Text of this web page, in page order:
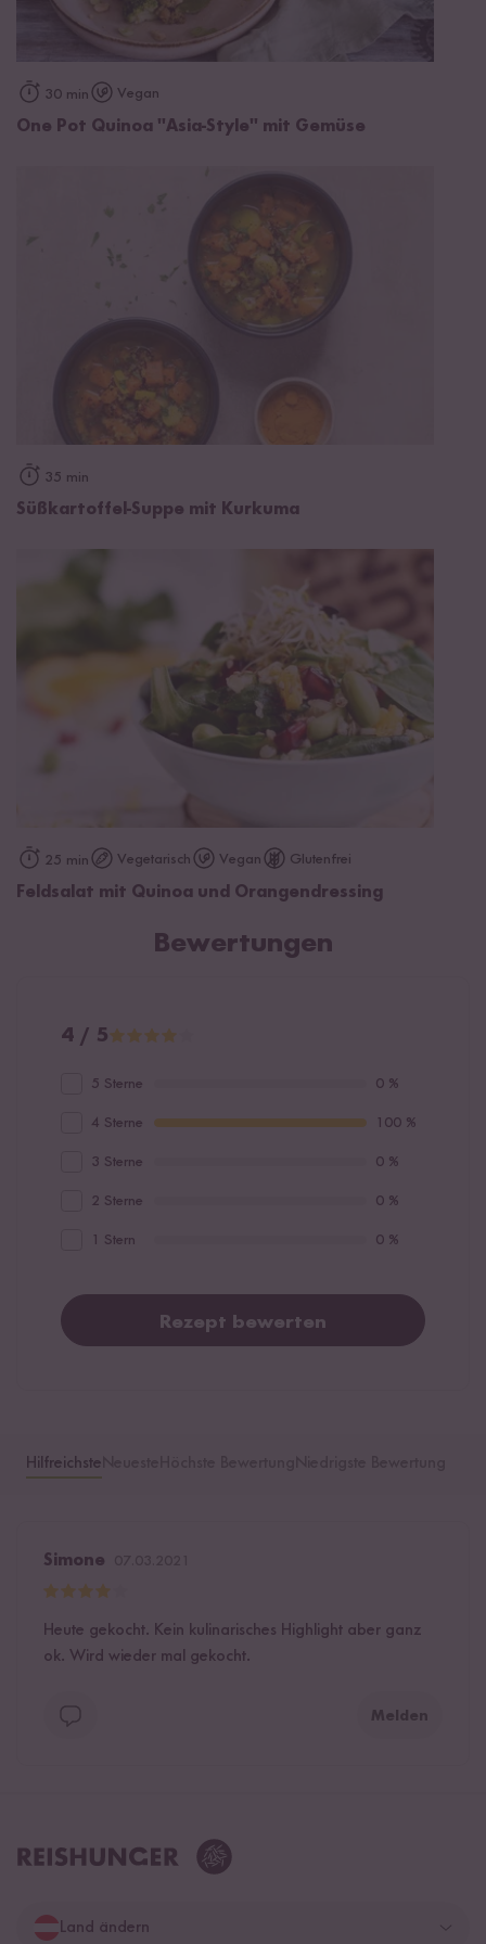
30 min Vegan
One Pot Quinoa "Asia-Style" mit Gemüse
35 min
Süßkartoffel-Suppe mit Kurkuma
25 min Vegetarisch Vegan Glutenfrei
Feldsalat mit Quinoa und Orangendressing
Bewertungen
4 / 5
5 Sterne 0 %
4 Sterne 100 %
3 Sterne 0 %
2 Sterne 0 %
1 Stern 0 %
Rezept bewerten
Hilfreichste
Simone
Heute gekocht. Kein kulinarisches Highlight aber ganz
ok. Wird wieder mal gekocht.
Melden
Land ändern